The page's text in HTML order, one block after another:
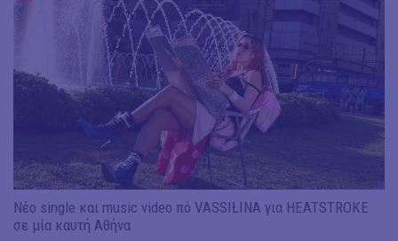
Νέο single και music video πό VASSIŁINA για HEATSTROKE
σε μία καυτή Αθήνα